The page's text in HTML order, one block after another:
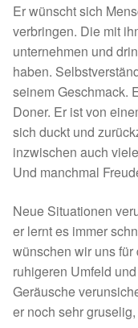
Tierschutz
Auslandstierschutz
Schutzgebühr
Unsere Notnasen
Notnasen in
Notnasen noch im
Notnasen mit
Wichtige Gedanken
Er wünscht sich
verbringen. Die mit
unternehmen und
haben.
seinem Geschmack.
Doner. Er ist von
sich duckt und
inzwischen auch
Und manchmal
Neue Situationen
er lernt es immer
wünschen wir uns
ruhigeren Umfeld
Geräusche
er noch sehr